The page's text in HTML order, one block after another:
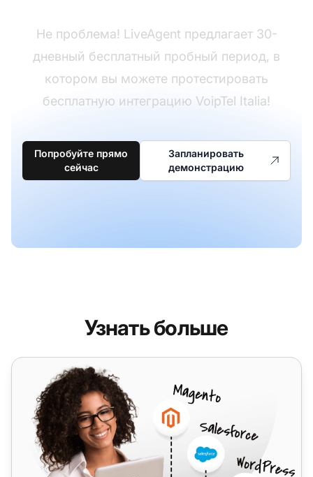
Не проблема! LiveAgent предлагает 30-
дневный бесплатный пробный период, в
котором вы можете протестировать
бесплатную интеграцию VoipTel Italia!
Попробуйте прямо
сейчас
Запланировать
демонстрацию
Узнать больше
VoipTel International